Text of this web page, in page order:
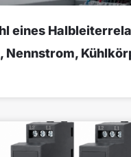
eines
Nennstrom,